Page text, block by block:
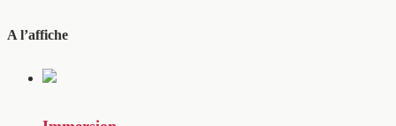
A l’affiche